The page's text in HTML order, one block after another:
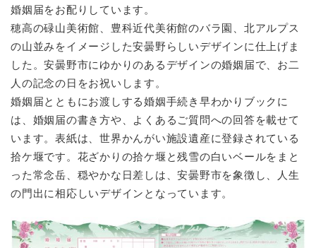
婚姻届をお配りしています。
穂高の碌山美術館、豊科近代美術館のバラ園、北アルプス
の山並みをイメージした安曇野らしいデザインに仕上げま
した。安曇野市にゆかりのあるデザインの婚姻届で、お二
人の記念の日をお祝いします。
婚姻届とともにお渡しする婚姻手続き早わかりブックに
は、婚姻届の書き方や、よくあるご質問への回答を載せて
います。表紙は、世界かんがい施設遺産に登録されている
拾ケ堰です。花ざかりの拾ケ堰と残雪の白いベールをまと
った常念岳、穏やかな日差しは、安曇野市を象徴し、人生
の門出に相応しいデザインとなっています。